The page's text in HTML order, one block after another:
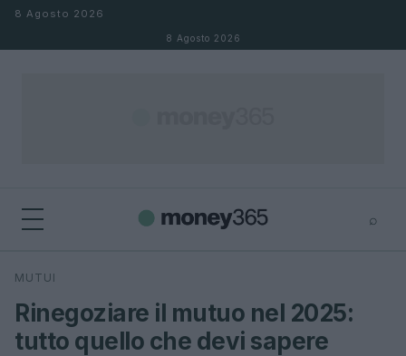
Salta al contenuto
8 Agosto 2026
8 Agosto 2026
⌕
Cerca
MUTUI
Rinegoziare il mutuo nel 2025:
tutto quello che devi sapere